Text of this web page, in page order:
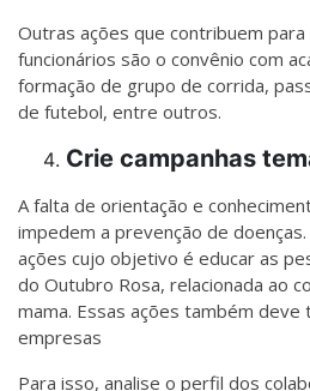
Outras ações que contribuem
funcionários são o convênio com
formação de grupo de corrida,
de futebol, entre outros.
Crie campanhas
A falta de orientação e
impedem a prevenção de
ações cujo objetivo é educar as
do Outubro Rosa, relacionada ao
mama. Essas ações também
empresas
Para isso, analise o perfil dos